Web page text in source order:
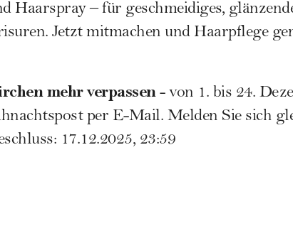
Haarspray – für geschmeidiges,
Jetzt mitmachen und Haarpflege
mehr verpassen- von 1. bis 24.
per E-Mail. Melden Sie sich
17.12.2025, 23:59